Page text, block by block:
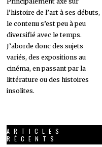
l’histoire de l’art à ses débuts,
le contenu s’est peu à peu
diversifié avec le temps.
J’aborde donc des sujets
variés, des expositions au
cinéma, en passant par la
littérature ou des histoires
insolites.
ARTICLES
RÉCENTS